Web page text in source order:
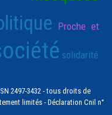
Proche et
solidarité
2497-3432 - tous droits de
limités - Déclaration Cnil n°